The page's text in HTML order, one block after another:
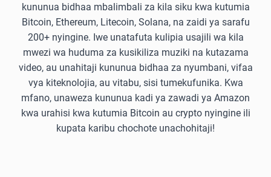
kununua bidhaa mbalimbali za kila siku kwa kutumia
Bitcoin, Ethereum, Litecoin, Solana, na zaidi ya sarafu
200+ nyingine. Iwe unatafuta kulipia usajili wa kila
mwezi wa huduma za kusikiliza muziki na kutazama
video, au unahitaji kununua bidhaa za nyumbani, vifaa
vya kiteknolojia, au vitabu, sisi tumekufunika. Kwa
mfano, unaweza kununua kadi ya zawadi ya Amazon
kwa urahisi kwa kutumia Bitcoin au crypto nyingine ili
kupata karibu chochote unachohitaji!